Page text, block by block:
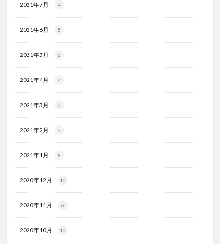
2021年7月 4
2021年6月 5
2021年5月 8
2021年4月 4
2021年3月 6
2021年2月 6
2021年1月 8
2020年12月 10
2020年11月 6
2020年10月 10